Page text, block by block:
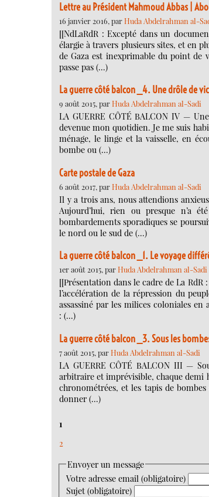
Lettre au Président Mahmoud Abbas |
16 janvier 2016, parHuda Abdelrahman al-
[[NdLaRdR : Excepté dans un
élargie à travers plusieurs sites, et en
de Gaza est inexprimable du point de
passe pas (…)
La guerre côté balcon _4. Une drôle de
9 août 2015, parHuda Abdelrahman al-Sadi
LA GUERRE CÔTÉ BALCON IV —
devenue mon quotidien. Je me suis
ménage, le linge et la vaisselle, en
bombe ou (…)
Carte postale de Gaza
6 août 2017, parHuda Abdelrahman al-Sadi
Il y a trois ans, nous attendions
Aujourd’hui, rien ou presque n’a
bombardements sporadiques se
le nord ou le sud de (…)
La guerre côté balcon _1. Le voyage
1er août 2015, parHuda Abdelrahman al-Sadi
[[Présentation dans le cadre de La
l’accélération de la répression du
assassiné par les milices coloniales
: (…)
La guerre côté balcon _3. Sous les
7 août 2015, parHuda Abdelrahman al-Sadi
LA GUERRE CÔTÉ BALCON III —
arbitraire et imprévisible, chaque demi
chronométrées, et les tapis de
donner (…)
1
2
Envoyer un message
Votre adresse email (obligatoire)
Sujet (obligatoire)